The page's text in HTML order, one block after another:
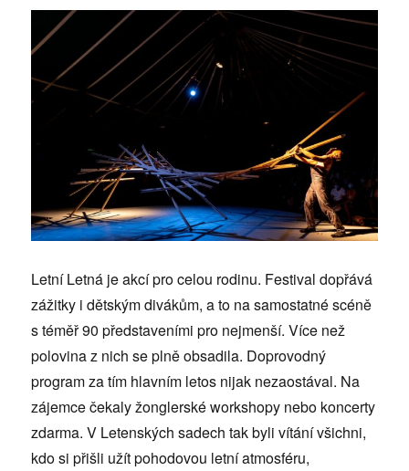
Letní Letná je akcí pro celou rodinu. Festival dopřává
zážitky i dětským divákům, a to na samostatné scéně
s téměř 90 představeními pro nejmenší. Více než
polovina z nich se plně obsadila. Doprovodný
program za tím hlavním letos nijak nezaostával. Na
zájemce čekaly žonglerské workshopy nebo koncerty
zdarma. V Letenských sadech tak byli vítání všichni,
kdo si přišli užít pohodovou letní atmosféru,